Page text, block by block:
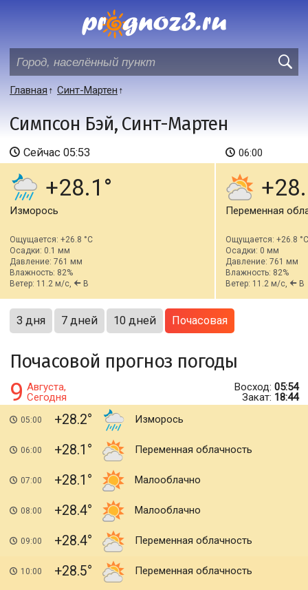
Главная Синт-Мартен
Симпсон Бэй, Синт-Мартен
Сейчас 05:53
+28.1
Изморось
Ощущается: +26.8 °C
Осадки: 0.1 мм
Давление: 761 мм
Влажность: 82%
Ветер: 11.2 м/с,
В
06:00
Переменная
Ощущается: +26.8 °C
Осадки: 0 мм
Давление: 761 мм
Влажность: 82%
Ветер: 11.2 м/с,
В
3 дня 7 дней 10 дней Почасовая
Почасовой прогноз погоды
9 Августа,
Сегодня
Восход: 05:54
Закат: 18:44
05:00 +28.2 Изморось
06:00 +28.1 Переменная облачность
07:00 +28.1 Малооблачно
08:00 +28.4 Малооблачно
09:00 +28.4 Переменная облачность
10:00 +28.5 Переменная облачность